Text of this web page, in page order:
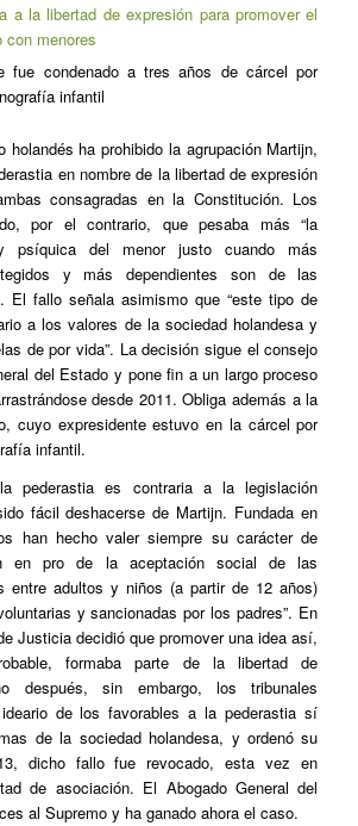
a la libertad de expresión para promover el
con menores
fue condenado a tres años de cárcel por
infantil
holandés ha prohibido la agrupación Martijn,
en nombre de la libertad de expresión
consagradas en la Constitución. Los
por el contrario, que pesaba más “la
psíquica del menor justo cuando más
y más dependientes son de las
El fallo señala asimismo que “este tipo de
a los valores de la sociedad holandesa y
de por vida”. La decisión sigue el consejo
del Estado y pone fin a un largo proceso
desde 2011. Obliga además a la
cuyo expresidente estuvo en la cárcel por
infantil.
pederastia es contraria a la legislación
fácil deshacerse de Martijn. Fundada en
han hecho valer siempre su carácter de
en pro de la aceptación social de las
entre adultos y niños (a partir de 12 años)
y sancionadas por los padres”. En
Justicia decidió que promover una idea así,
formaba parte de la libertad de
después, sin embargo, los tribunales
de los favorables a la pederastia sí
de la sociedad holandesa, y ordenó su
dicho fallo fue revocado, esta vez en
de asociación. El Abogado General del
al Supremo y ha ganado ahora el caso.